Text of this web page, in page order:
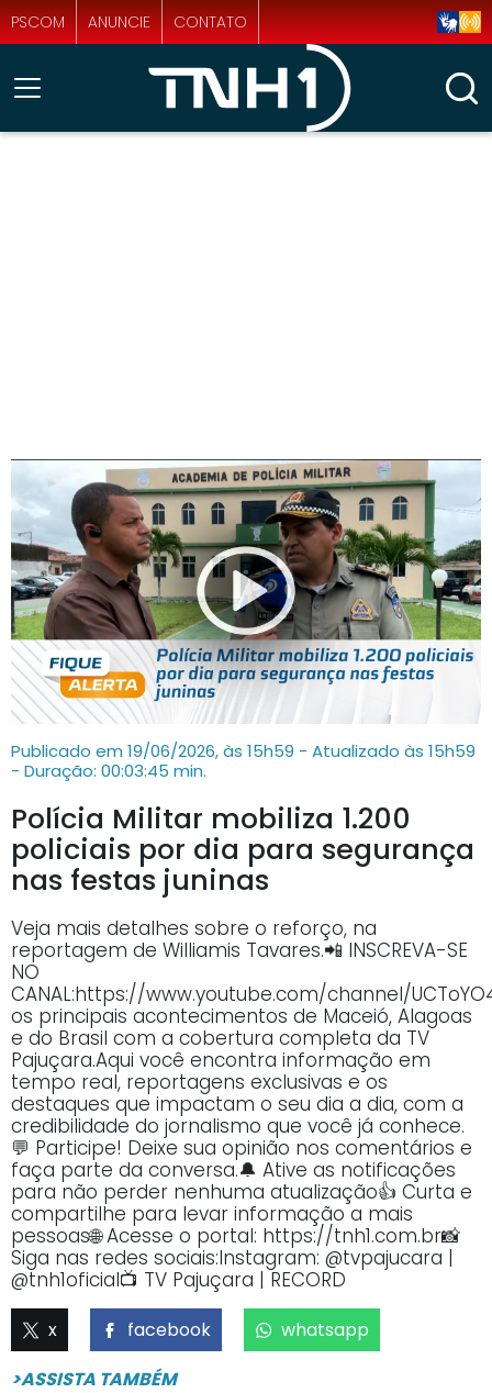
PSCOM ANUNCIE CONTATO
Publicado em 19/06/2026, às 15h59 - Atualizado às 15h59
- Duração: 00:03:45 min.
Polícia Militar mobiliza 1.200
policiais por dia para segurança
nas festas juninas
Veja mais detalhes sobre o reforço, na
reportagem de Williamis Tavares.📲 INSCREVA-SE
NO
CANAL:https://www.youtube.com/channel/
os principais acontecimentos de Maceió, Alagoas
e do Brasil com a cobertura completa da TV
Pajuçara.Aqui você encontra informação em
tempo real, reportagens exclusivas e os
destaques que impactam o seu dia a dia, com a
credibilidade do jornalismo que você já conhece.
💬 Participe! Deixe sua opinião nos comentários e
faça parte da conversa.🔔 Ative as notificações
para não perder nenhuma atualização👍 Curta e
compartilhe para levar informação a mais
pessoas🌐 Acesse o portal: https://tnh1.com.br📸
Siga nas redes sociais:Instagram: @tvpajucara |
@tnh1oficial📺 TV Pajuçara | RECORD
x facebook
whatsapp
>ASSISTA TAMBÉM